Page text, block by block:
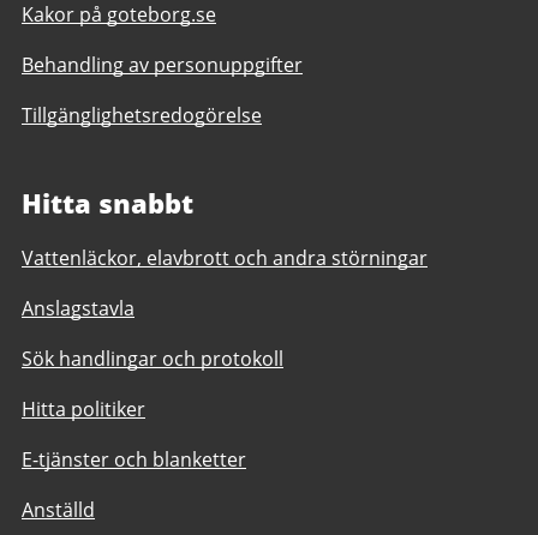
Kakor på goteborg.se
Behandling av personuppgifter
Tillgänglighetsredogörelse
Hitta snabbt
Vattenläckor, elavbrott och andra störningar
Anslagstavla
Sök handlingar och protokoll
Hitta politiker
E-tjänster och blanketter
Anställd